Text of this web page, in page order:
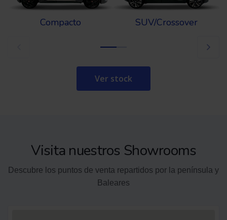
Compacto SUV/Crossover
Ver stock
Visita nuestros Showrooms
Descubre los puntos de venta repartidos por la península y
Baleares